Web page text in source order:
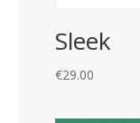
Sleek
€29.00